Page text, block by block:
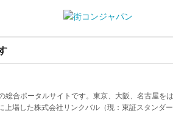
合ポータルサイトです。東京、大阪、名古屋
場した株式会社リンクバル（現：東証スタンダ